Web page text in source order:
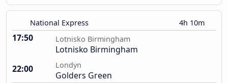
National Express 4h 10m
17:50 Lotnisko Birmingham
Lotnisko Birmingham
22:00
Londyn
Golders Green